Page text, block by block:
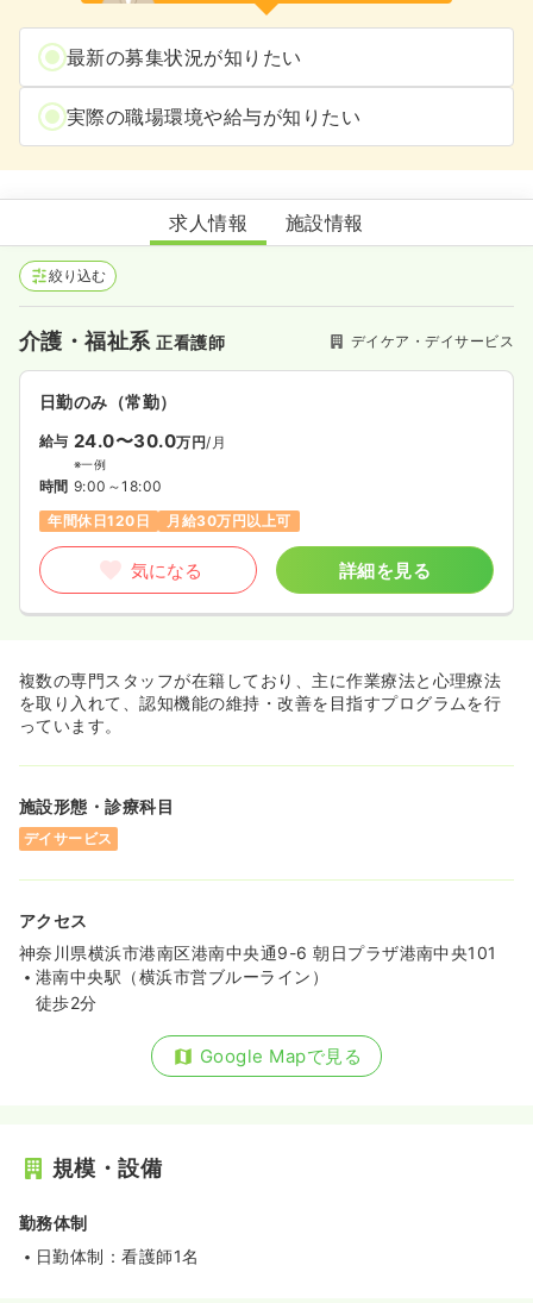
最新の募集状況が知りたい
実際の職場環境や給与が知りたい
認知症対応型通所介護 bird港南中央
求人情報 施設情報
絞り込む
介護・福祉系正看護師 デイケア・デイサービス
日勤のみ（常勤）
給与 24.0〜30.0万円/月
※一例
時間 9:00～18:00
年間休日120日
月給30万円以上可
気になる 詳細を見る
複数の専門スタッフが在籍しており、主に作業療法と心理療法
を取り入れて、認知機能の維持・改善を目指すプログラムを行
っています。
施設形態・診療科目
デイサービス
アクセス
神奈川県横浜市港南区港南中央通9-6 朝日プラザ港南中央101
港南中央駅（横浜市営ブルーライン）
徒歩2分
Google Mapで見る
規模・設備
勤務体制
日勤体制：看護師1名